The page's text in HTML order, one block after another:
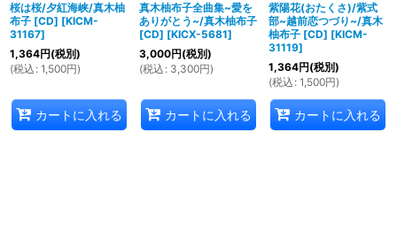
桜は桜/夕紅海峡/真木柚
布子 [CD] [KICM-
31167]
1,364円(税別)
(税込 : 1,500円)
カートに入れる
真木柚布子全曲集~愛を
ありがとう~/真木柚布子
[CD] [KICX-5681]
3,000円(税別)
(税込 : 3,300円)
カートに入れる
紫陽花(おたくさ)/紫式
部~越前恋つづり~/真木
柚布子 [CD] [KICM-
31119]
1,364円(税別)
(税込 : 1,500円)
カートに入れる